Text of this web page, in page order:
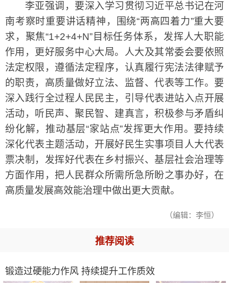
李亚强调，要深入学习贯彻习近平总书记在河
南考察时重要讲话精神，围绕“两高四着力”重大要
求，聚焦“1+2+4+N”目标任务体系，发挥人大职能
作用，更好服务中心大局。人大及其常委会要依照
法定权限，遵循法定程序，认真履行宪法法律赋予
的职责，高质量做好立法、监督、代表等工作。要
深入践行全过程人民民主，引导代表进站入点开展
活动，听民声、聚民智、建真言，积极参与矛盾纠
纷化解，推动基层“家站点”发挥更大作用。要持续
深化代表主题活动，开展好民生实事项目人大代表
票决制，发挥好代表在乡村振兴、基层社会治理等
方面作用，把人民群众所需所急所盼之事办好，在
高质量发展高效能治理中做出更大贡献。
（编辑：李恒）
推荐阅读
锻造过硬能力作风 持续提升工作质效